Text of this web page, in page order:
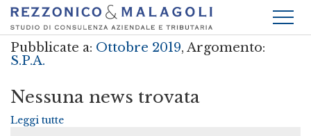
Pubblicate a: Ottobre 2019, Argomento:
S.p.a.
Nessuna news trovata
Leggi tutte